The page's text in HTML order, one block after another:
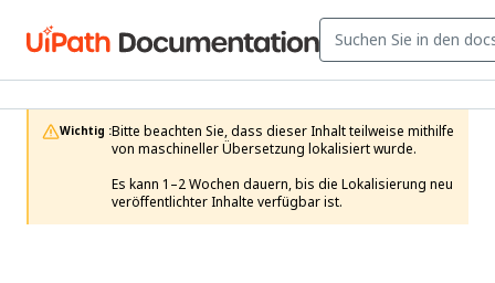
Wichtig :Bitte beachten Sie, dass dieser Inhalt teilweise mithilfe
von maschineller Übersetzung lokalisiert wurde.
Es kann 1–2 Wochen dauern, bis die Lokalisierung neu
veröffentlichter Inhalte verfügbar ist.